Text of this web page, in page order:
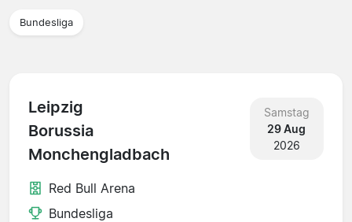
Bundesliga
Leipzig
Borussia
Monchengladbach
Samstag
29 Aug
2026
Red Bull Arena
Bundesliga